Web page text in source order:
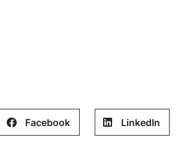
Facebook LinkedIn